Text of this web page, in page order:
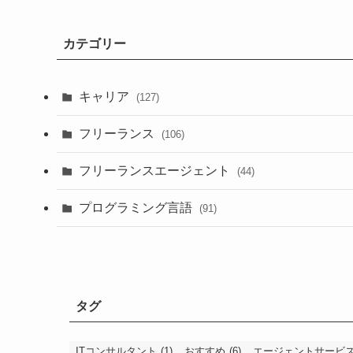
カテゴリー
キャリア (127)
フリーランス (106)
フリーランスエージェント (44)
プログラミング言語 (91)
タグ